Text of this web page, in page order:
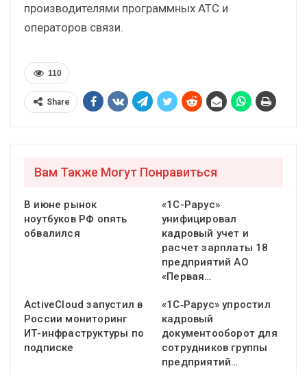
производителями программных АТС и
операторов связи.
110
Share
Вам Также Могут Понравиться
В июне рынок
ноутбуков РФ опять
обвалился
«1С-Рарус»
унифицировал
кадровый учет и
расчет зарплаты 18
предприятий АО
«Первая…
ActiveCloud запустил в
России мониторинг
ИТ-инфраструктуры по
подписке
«1С‑Рарус» упростил
кадровый
документооборот для
сотрудников группы
предприятий…